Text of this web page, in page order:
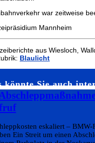
war zeitweise
Mannheim
aus Wiesloch,
Blaulicht
könnte Sie auch
eskaliert –
Ein Streit um einen